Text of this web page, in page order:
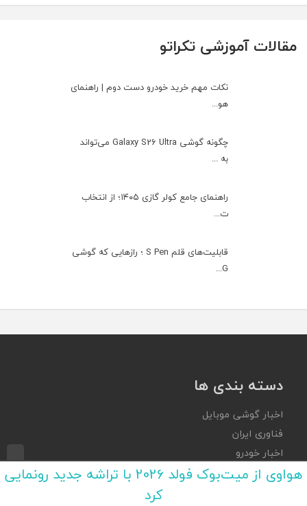
مقالات آموزشی تکراتو
نکات مهم خرید خودرو دست دوم | راهنمای
هو...
چگونه گوشی Galaxy S26 Ultra می‌تواند
به ...
راهنمای جامع کولر گازی ۱۴۰۵؛ از انتخاب
ت...
قابلیت‌های قلم S Pen ؛ رازهایی که گوشی
G...
دسته بندی ها
اخبار گوشی موبایل
فناوری ایران
اخبار خودرو
اخبار سینما و تلویزیون
هواوی از میت‌بوک فولد 2026 با تراشه جدید رونمایی
کرد